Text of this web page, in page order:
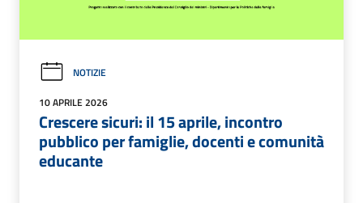
NOTIZIE
10 APRILE 2026
Crescere sicuri: il 15 aprile, incontro
pubblico per famiglie, docenti e comunità
educante